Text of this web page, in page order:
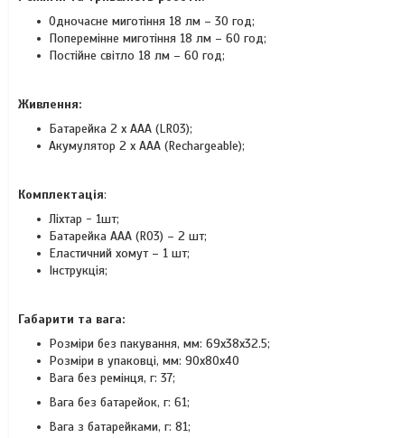
Одночасне миготіння 18 лм – 30 год;
Поперемінне миготіння 18 лм – 60 год;
Постійне світло 18 лм – 60 год;
Живлення:
Батарейка 2 х ААА (LR03);
Акумулятор 2 х ААА (Rechargeable);
Комплектація:
Ліхтар - 1шт;
Батарейка ААА (R03) – 2 шт;
Еластичний хомут – 1 шт;
Інструкція;
Габарити та вага:
Розміри без пакування, мм: 69x38x32.5;
Розміри в упаковці, мм: 90x80x40
Вага без ремінця, г: 37;
Вага без батарейок, г: 61;
Вага з батарейками, г: 81;